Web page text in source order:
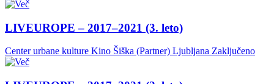
LIVEUROPE – 2017–2021 (3. leto)
Center urbane kulture Kino Šiška (Partner) Ljubljana Zaključeno